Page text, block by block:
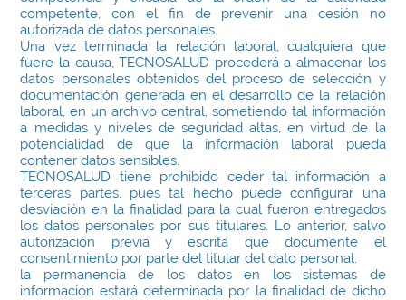
competente, con el fin de prevenir una cesión no
autorizada de datos personales.
Una vez terminada la relación laboral, cualquiera que
fuere la causa, TECNOSALUD procederá a almacenar los
datos personales obtenidos del proceso de selección y
documentación generada en el desarrollo de la relación
laboral, en un archivo central, sometiendo tal información
a medidas y niveles de seguridad altas, en virtud de la
potencialidad de que la información laboral pueda
contener datos sensibles.
TECNOSALUD tiene prohibido ceder tal información a
terceras partes, pues tal hecho puede configurar una
desviación en la finalidad para la cual fueron entregados
los datos personales por sus titulares. Lo anterior, salvo
autorización previa y escrita que documente el
consentimiento por parte del titular del dato personal.
la permanencia de los datos en los sistemas de
información estará determinada por la finalidad de dicho